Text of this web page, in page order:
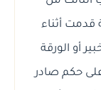
قدمت أثناء
أو الورقة
مبنياً على حكم صادر